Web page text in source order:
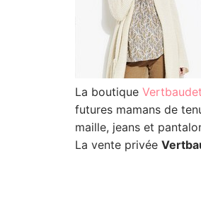
La boutique Vertbaudet
futures mamans de
maille, jeans et
La vente privée